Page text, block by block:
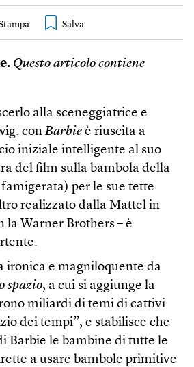
Questo articolo contiene
alla sceneggiatrice e
con Barbie è riuscita a
iniziale intelligente al suo
del film sulla bambola della
per le sue tette
realizzato dalla Mattel in
la Warner Brothers – è
ironica e magniloquente da
spazio, a cui si aggiunge la
miliardi di temi di cattivi
dei tempi”, e stabilisce che
Barbie le bambine di tutte le
a usare bambole primitive